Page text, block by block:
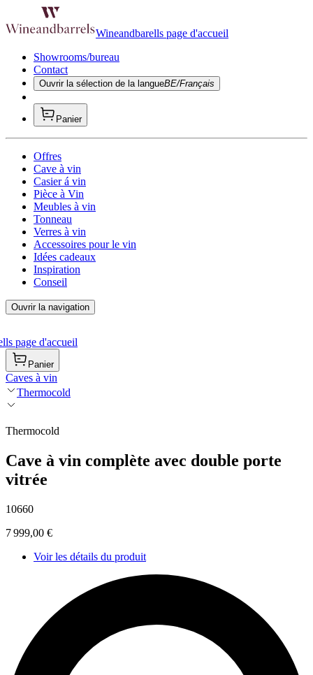
Wineandbarells page d'accueil
Showrooms/bureau
Contact
Ouvrir la sélection de la langueBE/Français
Panier
Offres
Cave à vin
Casier á vin
Pièce à Vin
Meubles à vin
Tonneau
Verres à vin
Accessoires pour le vin
Idées cadeaux
Inspiration
Conseil
Ouvrir la navigation
page d'accueil
Panier
Caves à vin
Thermocold
Thermocold
Cave à vin complète avec double porte
vitrée
10660
7 999,00 €
Voir les détails du produit